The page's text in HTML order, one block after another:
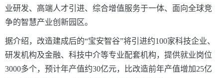
业研发、高端人才引进、综合增值服务于一体、面向全球竞
争的智慧产业创新园区。
据介绍，改造建成后的“宝安智谷”将引进约100家科技企业、
研发机构及金融、科技中介等专业配套机构，提供就业岗位
3000多个，预计年产值约30亿元，比改造前年产值增加25亿